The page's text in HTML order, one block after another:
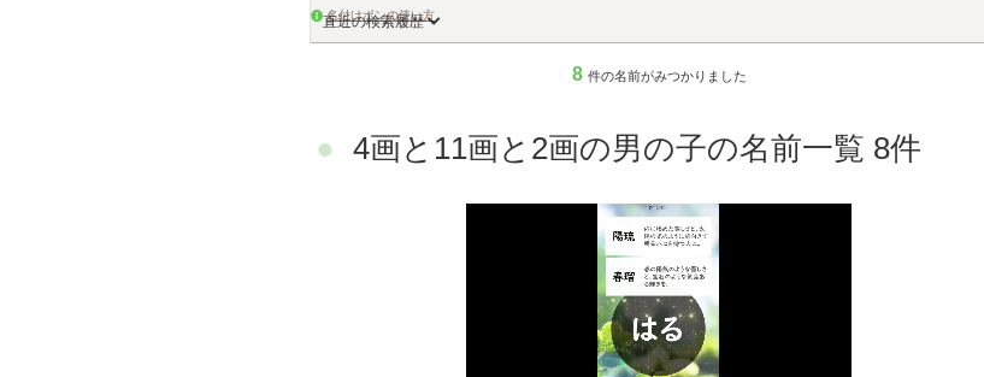
名付けポンの使い方
直近の検索履歴
8 件の名前がみつかりました
4画と11画と2画の男の子の名前一覧 8件